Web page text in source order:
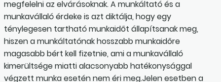
megfelelni az elvárásoknak. A munkáltató és a
munkavállaló érdeke is azt diktálja, hogy egy
ténylegesen tartható munkaidőt állapítsanak meg,
hiszen a munkáltatónak hosszabb munkaidőre
magasabb bért kell fizetnie, ami a munkavállaló
kimerültsége miatti alacsonyabb hatékonysággal
végzett munka esetén nem éri meg.Jelen esetben a